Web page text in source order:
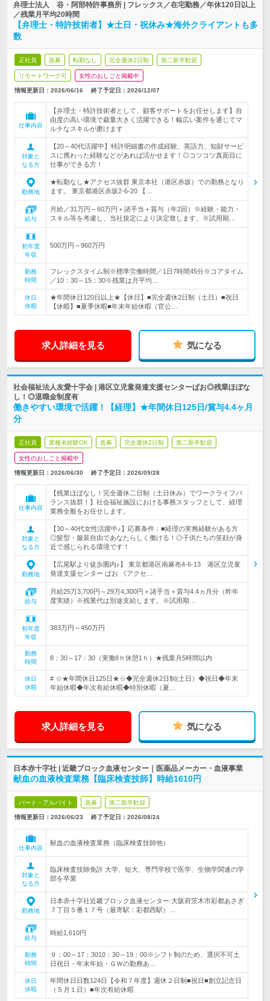
弁理士法人 谷・阿部特許事務所 | フレックス／在宅勤務／年休120日以上
／残業月平均20時間
【弁理士・特許技術者】★土日・祝休み★海外クライアントも多
数
正社員 急募 転勤なし 完全週休2日制 第二新卒歓迎
リモートワーク可 女性のおしごと掲載中
情報更新日：2026/06/16 終了予定日： 2026/12/07
仕事内容
【弁理士・特許技術者として、顧客サポートをお任せします】自
由度の高い環境で裁量大きく活躍できる！幅広い案件を通じてマ
ルチなスキルが磨けます
対象と
なる方
【20～40代活躍中】特許明細書の作成経験、英語力、知財サービ
スに携わった経験などがあれば活かせます！◎コツコツ真面目に
仕事ができる方！
勤務地
★転勤なし★アクセス抜群 東京本社（港区赤坂）での勤務となり
ます。 東京都港区赤坂2-6-20 【…
給与
月給／31万円～60万円＋諸手当＋賞与（年2回）※経験・能力・
スキル等を考慮し、当社規定により決定致します。※試用期…
初年度
年収
500万円～960万円
勤務
時間
フレックスタイム制※標準労働時間／1日7時間45分※コアタイム
／10：30～15：30※残業は月平均…
休日
休暇
★年間休日120日以上★【休日】■完全週休2日制（土日）■祝日
【休暇】■夏季休暇■年末年始休暇（官公…
求人詳細を見る 気になる
社会福祉法人友愛十字会 | 港区立児童発達支援センターぱお◎残業ほぼな
し！◎退職金制度有
働きやすい環境で活躍！【経理】★年間休日125日/賞与4.4ヶ月
分
正社員 業種未経験OK 急募 完全週休2日制 第二新卒歓迎
女性のおしごと掲載中
情報更新日：2026/06/30 終了予定日： 2026/09/28
仕事内容
【残業ほぼなし！完全週休二日制（土日休み）でワークライフバ
ランス抜群！】社会福祉施設における事務スタッフとして、経理
業務全般をお任せします。
対象と
なる方
【30～40代女性活躍中♪】応募条件：■経理の実務経験がある方
◎髪型・服装自由であなたらしく働ける！◎子供たちの笑顔が身
近で感じられる環境です！
勤務地
【広尾駅より徒歩圏内♪】 東京都港区南麻布4-6-13 港区立児童
発達支援センター ぱお 《アクセ…
給与
月給25万3,700円～29万4,300円＋諸手当＋賞与4.4ヵ月分（昨年
度実績）※残業代は別途支給します。※試用期…
初年度
年収
383万円～450万円
勤務
時間
8：30～17：30（実働8ｈ休憩1ｈ）★残業月5時間以内
休日
休暇
# ☆★年間休日125日★☆◆完全週休2日制(土日）◆祝日◆年末
年始休暇◆年次有給休暇◆特別休暇（夏…
求人詳細を見る 気になる
日本赤十字社 | 近畿ブロック血液センター｜医薬品メーカー・血液事業
献血の血液検査業務【臨床検査技師】時給1610円
パート・アルバイト 急募 第二新卒歓迎
情報更新日：2026/06/23 終了予定日： 2026/08/24
仕事内容
献血の血液検査業務（臨床検査技師他）
対象と
なる方
臨床検査技師免許 大学、短大、専門学校で医学、生物学関連の学
部を卒業
勤務地
日本赤十字社近畿ブロック血液センター 大阪府茨木市彩都あさぎ
７丁目５番１７号（最寄駅：彩都西駅）…
給与
時給1,610円
勤務
時間
９：00～17：3010：30～19：00※シフト制のため、選択不可土
日祝日・年末年始・ＧＷの勤務あ…
休日
休暇
年間休日日数124日【令和７年度】週休２日制■祝日■創立記念日
（５月１日）■年次有給休暇